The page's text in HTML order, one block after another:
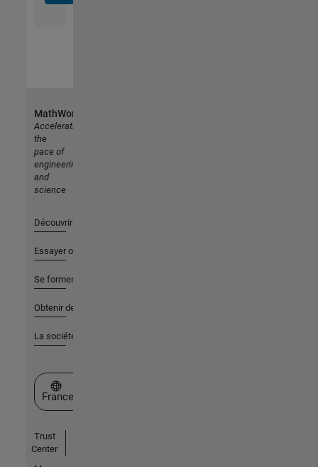
MathWorks
Accelerating
the
pace of
engineering
and
science
Découvrir les produits
Essayer ou acheter
Se former
Obtenir de l'aide
La société
Sélectionner un site web
France
Trust
Center